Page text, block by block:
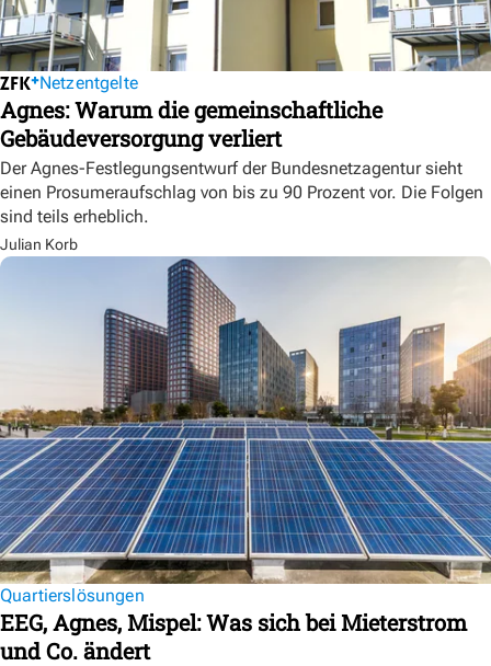
Netzentgelte
Agnes: Warum die gemeinschaftliche
Gebäudeversorgung verliert
Der Agnes-Festlegungsentwurf der Bundesnetzagentur sieht
einen Prosumeraufschlag von bis zu 90 Prozent vor. Die Folgen
sind teils erheblich.
Julian Korb
Quartierslösungen
EEG, Agnes, Mispel: Was sich bei Mieterstrom
und Co. ändert